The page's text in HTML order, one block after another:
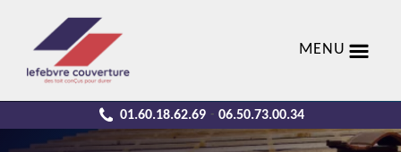
MENU
01.60.18.62.69 - 06.50.73.00.34